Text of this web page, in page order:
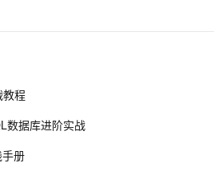
中国持开放态度
整数后再计算
过程
教程
数据库进阶实战
册